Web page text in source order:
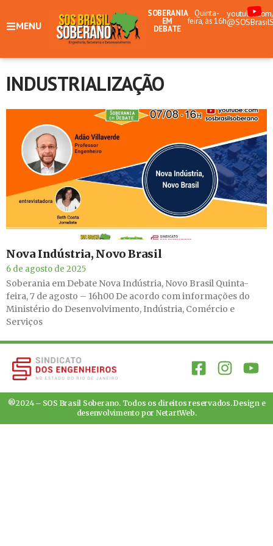
MENU
SOBERANIA
EM
DEBATE
Quinta-
feira, às 16h
INDUSTRIALIZAÇÃO
Nova Indústria, Novo Brasil
6 de agosto de 2025
Soberania em Debate Nova Indústria, Novo Brasil Quinta-
feira, 7 de agosto – 16h00 De acordo com informações do
Ministério do Desenvolvimento, Indústria, Comércio e
Serviços
®2024 – SOS Brasil Soberano. Todos os direitos reservados. Design e
desenvolvimento por NetartWeb.